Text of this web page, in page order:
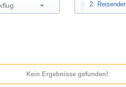
2 Reisender
Kein Ergebnisse gefunden!